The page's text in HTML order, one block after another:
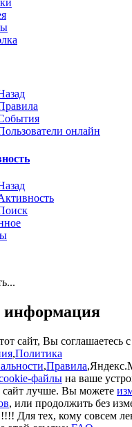
онлайн
сайт, Вы соглашаетесь с
,Политика
,Правила
файлы на ваше
сайт лучше. Вы можете
, или продолжить без
тех, кому совсем